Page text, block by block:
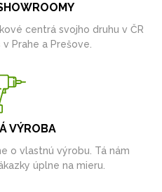
centrá svojho druhu v ČR
Prahe a Prešove.
VÝROBA
o vlastnú výrobu. Tá nám
úplne na mieru.